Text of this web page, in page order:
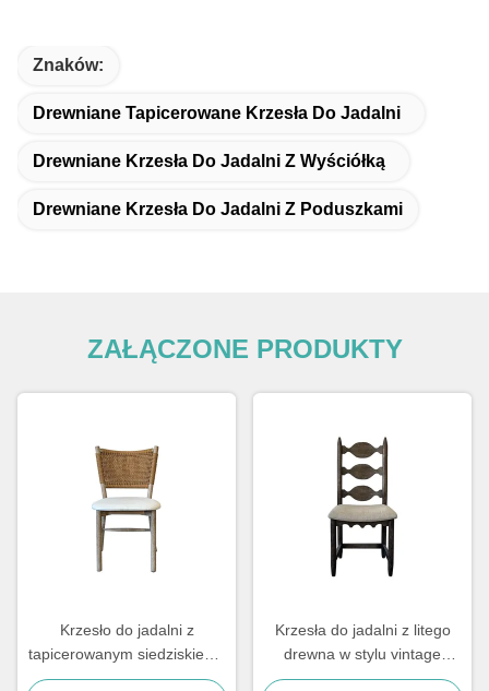
Znaków:
Drewniane Tapicerowane Krzesła Do Jadalni
Drewniane Krzesła Do Jadalni Z Wyściółką
Drewniane Krzesła Do Jadalni Z Poduszkami
ZAŁĄCZONE PRODUKTY
Krzesło do jadalni z
tapicerowanym siedziskiem i
plecionym oparciem, łatwe w
Krzesła do jadalni z litego
drewna w stylu vintage
48×57×105,5cm, miękkie z